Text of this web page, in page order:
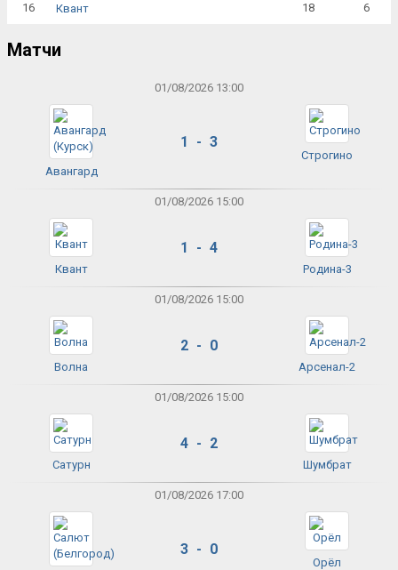
16 Квант 18 6
Матчи
01/08/2026 13:00
Авангард
1 - 3
Строгино
01/08/2026 15:00
Квант
1 - 4
Родина-3
01/08/2026 15:00
Волна
2 - 0
Арсенал-2
01/08/2026 15:00
Сатурн
4 - 2
Шумбрат
01/08/2026 17:00
3 - 0
Орёл